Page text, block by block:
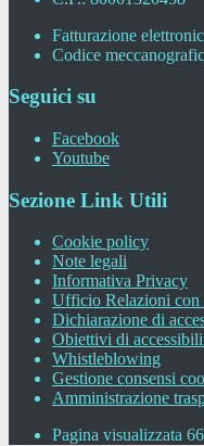
Fatturazione
Codice
Seguici su
Facebook
Youtube
Sezione Link Utili
Cookie policy
Note legali
Informativa Privacy
Ufficio Relazioni con
Dichiarazione di
Obiettivi di
Whistleblowing
Gestione consensi
Amministrazione
Pagina visualizzata